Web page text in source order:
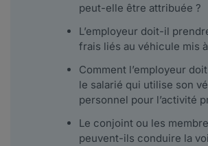
peut-elle être attribuée ?
L’employeur doit-il
frais liés au véhicule mis
Comment l’employeur
le salarié qui utilise son
personnel pour l’activité
Le conjoint ou les
peuvent-ils conduire la